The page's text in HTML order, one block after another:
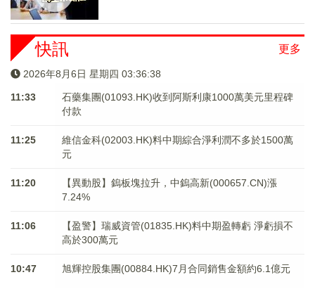
更多
快訊
2026年8月6日 星期四 03:36:39
11:33
石藥集團(01093.HK)收到阿斯利康1000萬美元里程碑
付款
11:25
維信金科(02003.HK)料中期綜合淨利潤不多於1500萬
元
11:20
【異動股】鎢板塊拉升，中鎢高新(000657.CN)漲
7.24%
11:06
【盈警】瑞威資管(01835.HK)料中期盈轉虧 淨虧損不
高於300萬元
10:47 旭輝控股集團(00884.HK)7月合同銷售金額約6.1億元